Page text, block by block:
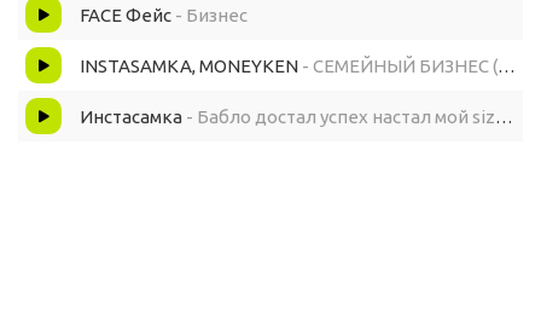
И на Джип поставили номера VIP
Visa и бизнес класс
FACE Фейс - Бизнес
INSTASAMKA, MONEYKEN - СЕМЕЙНЫЙ БИЗНЕС (Новый Альбом)
Инстасамка - Бабло достал успех настал мой size на S-класс